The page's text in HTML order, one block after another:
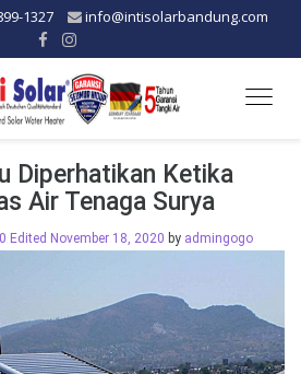
1327 info@intisolarbandung.com
Diperhatikan Ketika
Air Tenaga Surya
Edited November 18, 2020 by admingogo